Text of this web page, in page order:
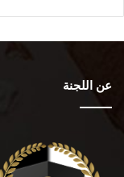
عن اللجنة